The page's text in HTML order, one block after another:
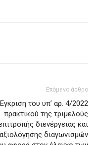
Επόμενο άρθρο
Έγκριση του υπ’ αρ. 4/2022
πρακτικού της τριμελούς
διενέργειας και
αξιολόγησης διαγωνισμών